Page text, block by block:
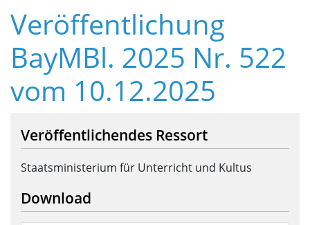
Veröffentlichung
BayMBl. 2025 Nr. 522
vom 10.12.2025
Veröffentlichendes Ressort
Staatsministerium für Unterricht und Kultus
Download